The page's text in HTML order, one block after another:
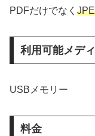
PDFだけでなく
利用可能メデ
USBメモリー
料金